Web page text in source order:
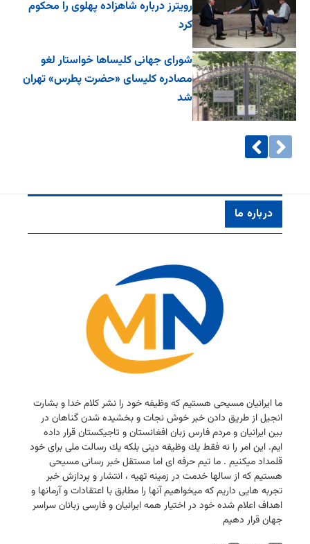
رویترز درباره شاهزاده پهلوی را محکوم
کرد
شورای جهانی کلیساها خواستار لغو
مصادره کلیسای «حضرت پطرس» تهران
شد
درباره ما
ما ایرانیان مسیحی هستیم كه وظیفه خود را نشر كلام خدا و بشارت
انجیل از طریق دادن خبر خوش نجات و بخشیده شدن گناهان در
بین ایرانیان و مردم فارس زبان افغانستان و تاجیكستان قرار داده
ایم. این امر را نه فقط یك وظیفه دینی بلكه یك رسالت ملی برای خود
قلمداد میكنیم . ما تیم حرفه ای اما مستقل خبر رسانی مسیحی
هستیم كه از سالها خدمت در زمینه تهیه ، انتشار و پردازش خبر
تجربه هایی داریم كه میخواهیم آنها را مطابق با اعتقادات و آرمانها و
اهداف اعلام شده خود در اختیار همه ایرانیان و فارسی زبانان سراسر
جهان قرار دهیم